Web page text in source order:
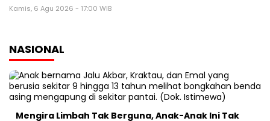
Kamis, 6 Agu 2026 - 17:00 WIB
NASIONAL
Mengira Limbah Tak Berguna, Anak-Anak Ini Tak